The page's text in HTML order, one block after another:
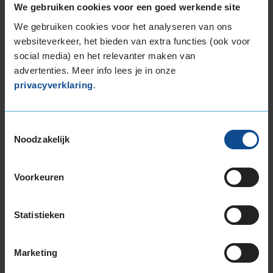
We gebruiken cookies voor een goed werkende site
We gebruiken cookies voor het analyseren van ons
websiteverkeer, het bieden van extra functies (ook voor
social media) en het relevanter maken van
advertenties. Meer info lees je in onze
privacyverklaring.
Noodzakelijk
Voorkeuren
Statistieken
Marketing
Continental PREMIUMCONTACT 7 reviews
20
Bekijk hieronder alle reviews voor de Continental
PREMIUMCONTACT 7. Deze beoordelingen zijn
PREMIUMCONTACT 7.
7,0
10.000 tot 25.000 km